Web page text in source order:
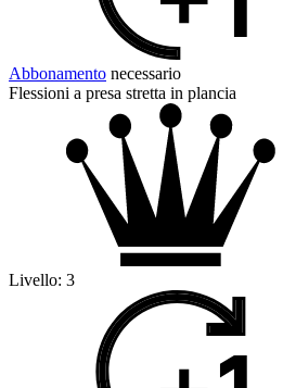
Abbonamento necessario
Flessioni a presa stretta in plancia
Livello: 3